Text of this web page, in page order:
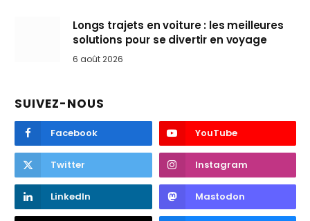
Longs trajets en voiture : les meilleures
solutions pour se divertir en voyage
6 août 2026
SUIVEZ-NOUS
Facebook YouTube
Twitter Instagram
LinkedIn Mastodon